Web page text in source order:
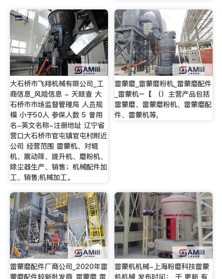
大石桥市飞翔机械有限公司_工
商信息_风险信息 - 天眼查 大
石桥市市场监督管理局 人员规
模 小于50人 参保人数 5 曾用
名-英文名称-注册地址 辽宁省
营口大石桥市官屯镇官屯村附近
公司 经营范围 雷蒙机、对辊
机、震动筛、提升机、磨粉机、
除尘器生产、销售；机械配件加
工、销售;机械加工。
雷蒙磨_雷蒙磨粉机_雷蒙磨配件
_雷蒙机–【 （）主营产品包括
雷蒙磨、雷蒙磨粉机、雷蒙磨配
件、雷蒙机等,
雷蒙磨配件厂商公司_2020年雷
蒙磨配件较新批发商_雷蒙磨 雷
雷蒙机机械-上海粉磨科技雷蒙
机机械 发布时间： 于 更新 有